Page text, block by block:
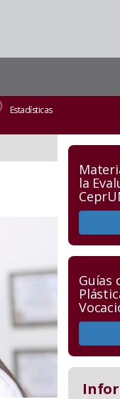
Estadísticas
la
Guías